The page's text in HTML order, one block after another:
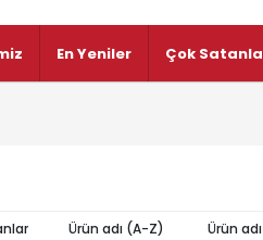
En Yeniler Çok
Ürün adı (A-Z) Ürün